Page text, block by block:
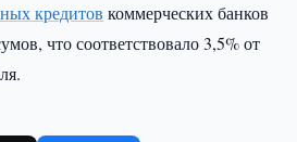
кредитов коммерческих банков
что соответствовало 3,5% от